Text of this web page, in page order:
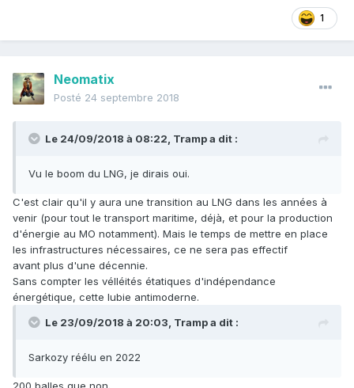
1
Neomatix
Posté 24 septembre 2018
Le 24/09/2018 à 08:22, Trampa dit :
Vu le boom du LNG, je dirais oui.
C'est clair qu'il y aura une transition au LNG dans les années à
venir (pour tout le transport maritime, déjà, et pour la production
d'énergie au MO notamment). Mais le temps de mettre en place
les infrastructures nécessaires, ce ne sera pas effectif
avant plus d'une décennie.
Sans compter les vélléités étatiques d'indépendance
énergétique, cette lubie antimoderne.
Le 23/09/2018 à 20:03, Trampa dit :
Sarkozy réélu en 2022